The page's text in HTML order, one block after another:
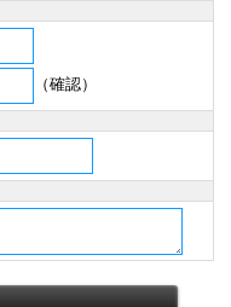
（確認）